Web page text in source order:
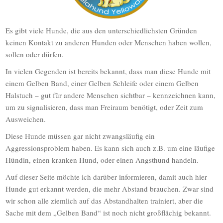
Es gibt viele Hunde, die aus den unterschiedlichsten Gründen
keinen Kontakt zu anderen Hunden oder Menschen haben wollen,
sollen oder dürfen.
In vielen Gegenden ist bereits bekannt, dass man diese Hunde mit
einem Gelben Band, einer Gelben Schleife oder einem Gelben
Halstuch – gut für andere Menschen sichtbar – kennzeichnen kann,
um zu signalisieren, dass man Freiraum benötigt, oder Zeit zum
Ausweichen.
Diese Hunde müssen gar nicht zwangsläufig ein
Aggressionsproblem haben. Es kann sich auch z.B. um eine läufige
Hündin, einen kranken Hund, oder einen Angsthund handeln.
Auf dieser Seite möchte ich darüber informieren, damit auch hier
Hunde gut erkannt werden, die mehr Abstand brauchen. Zwar sind
wir schon alle ziemlich auf das Abstandhalten trainiert, aber die
Sache mit dem „Gelben Band“ ist noch nicht großflächig bekannt.